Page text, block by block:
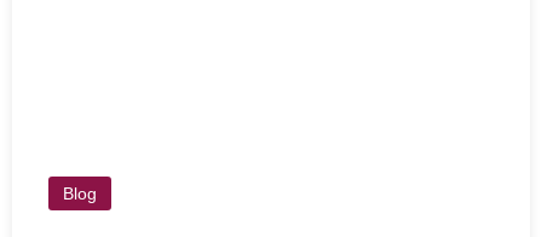
Blog